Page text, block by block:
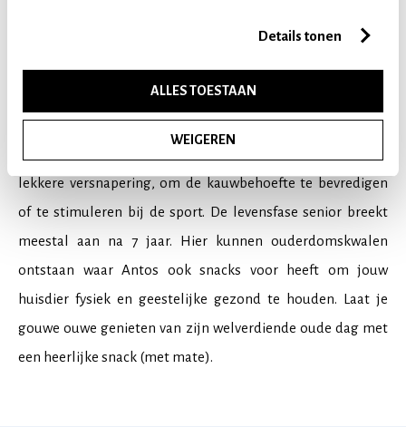
Details tonen
ALLES TOESTAAN
WEIGEREN
meestal aan na 6 maanden; alles wat is aangeleerd, wordt
weer vergeten en detrainingssnacksvan Antos kunnen je
dan goed helpen om jouw geliefde huisdier door deze fase
heen te helpen. Als jouw hond of kat dan volwassen is, kan
lekkere versnapering, om de kauwbehoefte te bevredigen
of te stimuleren bij de sport. De levensfase senior breekt
meestal aan na 7 jaar. Hier kunnen ouderdomskwalen
ontstaan waar Antos ook snacks voor heeft om jouw
huisdier fysiek en geestelijke gezond te houden. Laat je
gouwe ouwe genieten van zijn welverdiende oude dag met
een heerlijke snack (met mate).